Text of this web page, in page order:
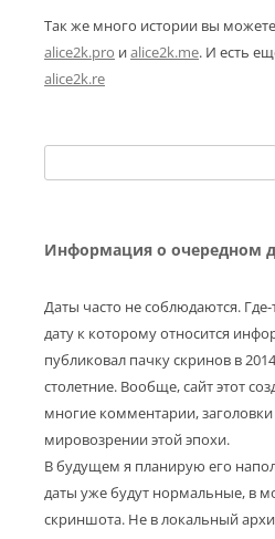
Так же много истории вы
alice2k.pro иalice2k.me. И есть
alice2k.re
Информация о очередном
Даты часто не соблюдаются.
дату к которому относится
публиковал пачку скринов в
столетние. Вообще, сайт этот
многие комментарии,
мировозрении этой эпохи.
В будущем я планирую его
даты уже будут нормальные, в
скриншота. Не в локальный